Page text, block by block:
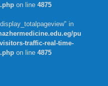
on line 4875
in
pu
traffic-real-time-
on line 4875